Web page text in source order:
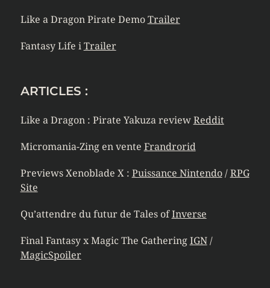
Like a Dragon Pirate Demo Trailer
Fantasy Life i Trailer
ARTICLES :
Like a Dragon : Pirate Yakuza review Reddit
Micromania-Zing en vente Frandrorid
Previews Xenoblade X : Puissance Nintendo/ RPG
Site
Qu’attendre du futur de Tales ofInverse
Final Fantasy x Magic The Gathering IGN/
MagicSpoiler